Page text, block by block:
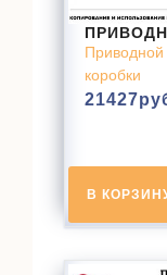
Приводной
коробки
21427
В